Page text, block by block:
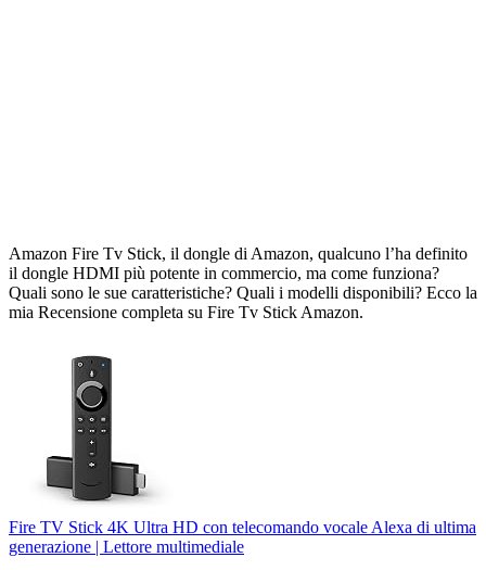
Amazon Fire Tv Stick, il dongle di Amazon, qualcuno l’ha definito
il dongle HDMI più potente in commercio, ma come funziona?
Quali sono le sue caratteristiche? Quali i modelli disponibili? Ecco la
mia Recensione completa su Fire Tv Stick Amazon.
Fire TV Stick 4K Ultra HD con telecomando vocale Alexa di ultima
generazione | Lettore multimediale